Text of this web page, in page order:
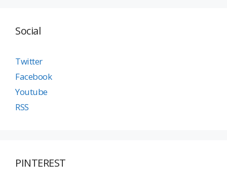
Social
Twitter
Facebook
Youtube
RSS
PINTEREST